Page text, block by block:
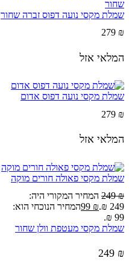
שמלת מקסי נועה דפוס זברה שחור
279 ₪
המלאי אזל
שמלת מקסי נועה דפוס אדום
279 ₪
המלאי אזל
שמלת מקסי פאולה חורים מוקה
249₪
המחיר המקורי היה:
249 ₪.
99 ₪
המחיר הנוכחי הוא:
99 ₪.
שמלת מקסי מעטפת וולן שחור
249 ₪